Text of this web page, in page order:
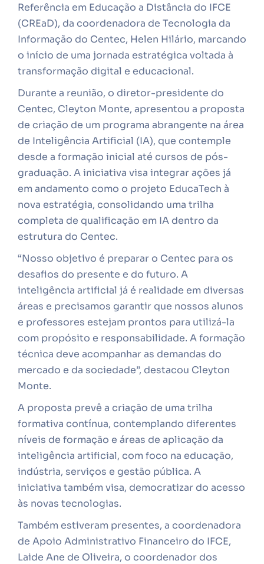
Referência em Educação a Distância do IFCE
(CREaD), da coordenadora de Tecnologia da
Informação do Centec, Helen Hilário, marcando
o início de uma jornada estratégica voltada à
transformação digital e educacional.
Durante a reunião, o diretor-presidente do
Centec, Cleyton Monte, apresentou a proposta
de criação de um programa abrangente na área
de Inteligência Artificial (IA), que contemple
desde a formação inicial até cursos de pós-
graduação. A iniciativa visa integrar ações já
em andamento como o projeto EducaTech à
nova estratégia, consolidando uma trilha
completa de qualificação em IA dentro da
estrutura do Centec.
“Nosso objetivo é preparar o Centec para os
desafios do presente e do futuro. A
inteligência artificial já é realidade em diversas
áreas e precisamos garantir que nossos alunos
e professores estejam prontos para utilizá-la
com propósito e responsabilidade. A formação
técnica deve acompanhar as demandas do
mercado e da sociedade”, destacou Cleyton
Monte.
A proposta prevê a criação de uma trilha
formativa contínua, contemplando diferentes
níveis de formação e áreas de aplicação da
inteligência artificial, com foco na educação,
indústria, serviços e gestão pública. A
iniciativa também visa, democratizar do acesso
às novas tecnologias.
Também estiveram presentes, a coordenadora
de Apoio Administrativo Financeiro do IFCE,
Laide Ane de Oliveira, o coordenador dos